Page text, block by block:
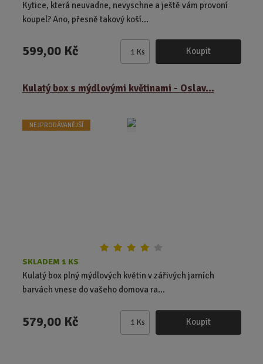
Kytice, která neuvadne, nevyschne a ještě vám provoní
koupel? Ano, přesně takový koší...
599,00 Kč
Z
t
Ks Koupit
Kulatý box s mýdlovými květinami - Oslav...
NEJPRODÁVANĚJŠÍ
SKLADEM 1 KS
Kulatý box plný mýdlových květin v zářivých jarních
barvách vnese do vašeho domova ra...
579,00 Kč
Z
Ks Koupit